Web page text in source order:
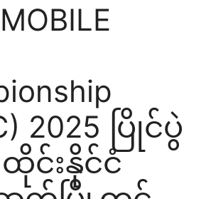
2025 ပြိုင်ပွဲ
င်းနိုင်ငံ